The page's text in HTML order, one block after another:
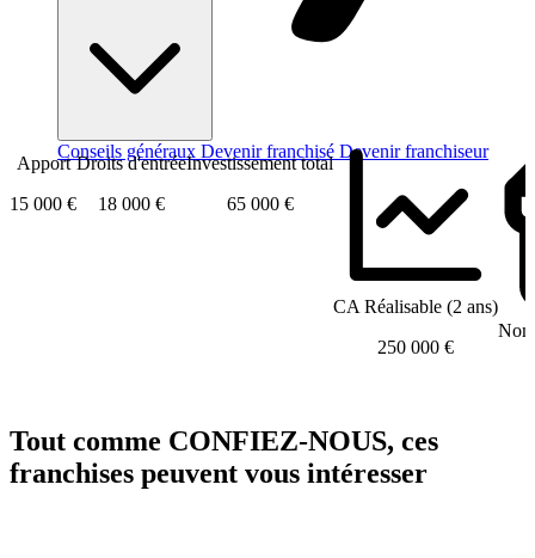
Conseils généraux Devenir franchisé Devenir franchiseur
Apport
15 000 €
Droits d'entrée
18 000 €
Investissement total
65 000 €
CA Réalisable (2 ans)
250 000 €
Tout comme CONFIEZ-NOUS, ces
franchises peuvent vous intéresser